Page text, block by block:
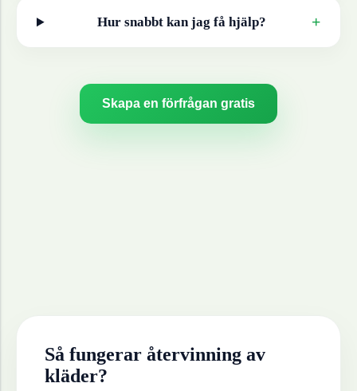
Hur snabbt kan jag få hjälp? +
Skapa en förfrågan gratis
Så fungerar återvinning av
kläder?